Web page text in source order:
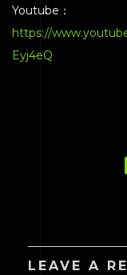
Youtube：
https://
Eyj4eQ
LEAVE A